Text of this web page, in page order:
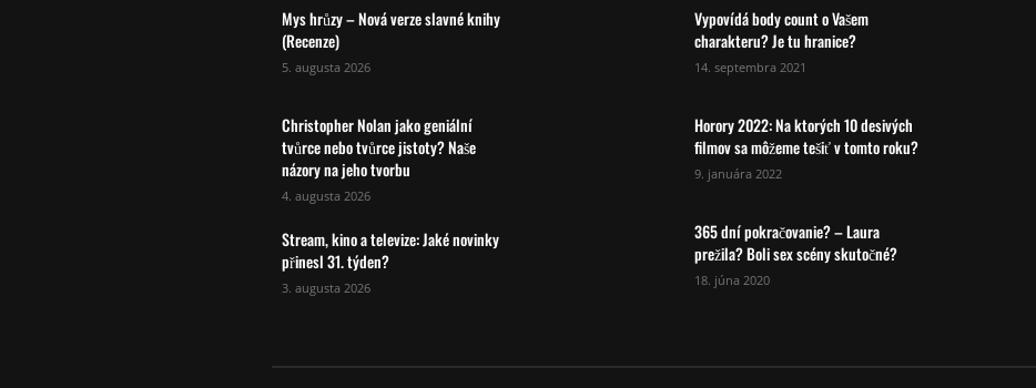
Mys hrůzy – Nová verze slavné knihy
(Recenze)
5. augusta 2026
Christopher Nolan jako geniální
tvůrce nebo tvůrce jistoty? Naše
názory na jeho tvorbu
4. augusta 2026
Stream, kino a televize: Jaké novinky
přinesl 31. týden?
3. augusta 2026
Vypovídá body count o Vašem
charakteru? Je tu hranice?
14. septembra 2021
Horory 2022: Na ktorých 10 desivých
filmov sa môžeme tešiť v tomto roku?
9. januára 2022
365 dní pokračovanie? – Laura
prežila? Boli sex scény skutočné?
18. júna 2020